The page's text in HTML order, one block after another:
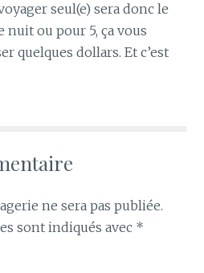
seul(e) sera donc le
ou pour 5, ça vous
quelques dollars. Et c’est
ne sera pas publiée.
sont indiqués avec *